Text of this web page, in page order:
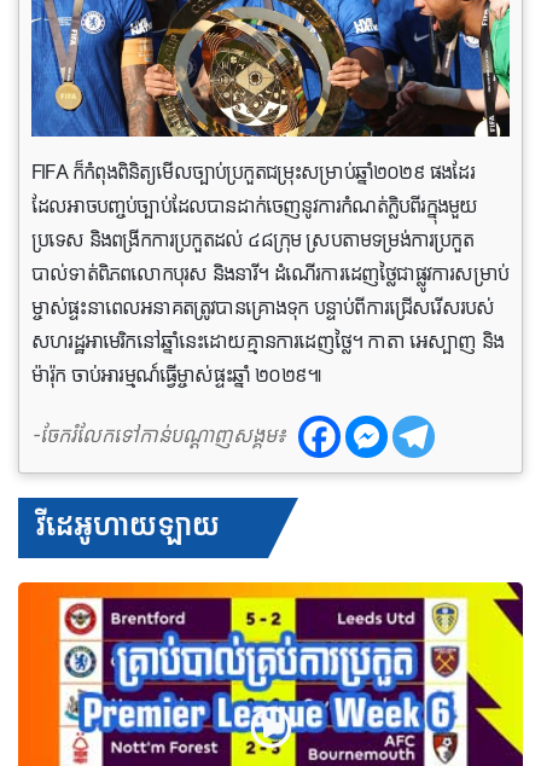
FIFA ក៏កំពុងពិនិត្យមើលច្បាប់ប្រកួតជម្រុះសម្រាប់ឆ្នាំ២០២៩ ផងដែរ
ដែលអាចបញ្ចប់ច្បាប់ដែលបានដាក់ចេញនូវការកំណត់ក្លិបពីរក្នុងមួយ
ប្រទេស និងពង្រីកការប្រកួតដល់ ៤៨ក្រុម ស្របតាមទម្រង់ការប្រកួត
បាល់ទាត់ពិភពលោកបុរស និងនារី។ ដំណើរការដេញថ្លៃជាផ្លូវការសម្រាប់
ម្ចាស់ផ្ទះនាពេលអនាគតត្រូវបានគ្រោងទុក បន្ទាប់ពីការជ្រើសរើសរបស់
សហរដ្ឋអាមេរិកនៅឆ្នាំនេះដោយគ្មានការដេញថ្លៃ។ កាតា អេស្បាញ និង
ម៉ារ៉ុក ចាប់អារម្មណ៍ធ្វើម្ចាស់ផ្ទះឆ្នាំ ២០២៩៕
-ចែករំលែកទៅកាន់បណ្តាញសង្គម៖
វីដេអូហាយឡាយ